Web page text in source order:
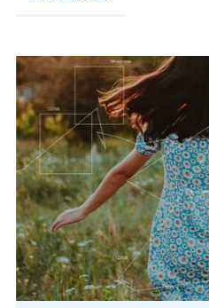
Примітка!Під час проведення
забруднення калу водою з
Підготувати пробірку до
корок і викинути його.
Зеленою лопаткою з прозорим
розміром з горошинку із
частини фекалії та перенести
калу повинна становити
Примітка! Кількість зібраного
лопатки.